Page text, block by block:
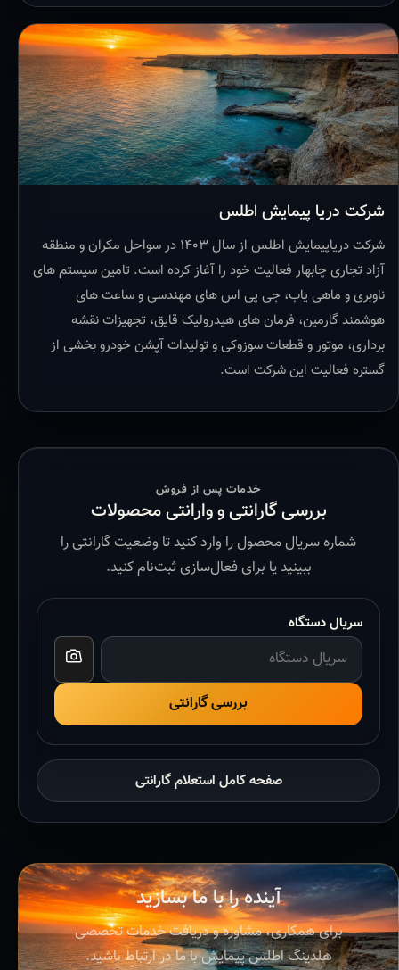
شرکت دریا پیمایش اطلس
شرکت دریاپیمایش اطلس از سال ۱۴۰۳ در سواحل مکران و منطقه
آزاد تجاری چابهار فعالیت خود را آغاز کرده است. تامین سیستم های
ناوبری و ماهی یاب، جی پی اس های مهندسی و ساعت های
هوشمند گارمین، فرمان های هیدرولیک قایق، تجهیزات نقشه
برداری، موتور و قطعات سوزوکی و تولیدات آپشن خودرو بخشی از
گستره فعالیت این شرکت است.
خدمات پس از فروش
بررسی گارانتی و وارانتی محصولات
شماره سریال محصول را وارد کنید تا وضعیت گارانتی را
ببینید یا برای فعال‌سازی ثبت‌نام کنید.
سریال دستگاه
بررسی گارانتی
صفحه کامل استعلام گارانتی
آینده را با ما بسازید
برای همکاری، مشاوره و دریافت خدمات تخصصی
هلدینگ اطلس پیمایش با ما در ارتباط باشید.